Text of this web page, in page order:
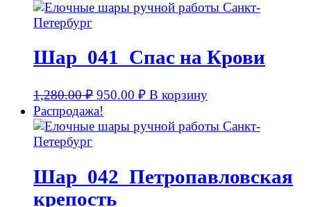
Шар_041_Спас на Крови
1,280.00₽ 950.00 ₽ В корзину
Распродажа!
Шар_042_Петропавловская
крепость